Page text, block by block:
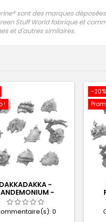
sont des marques
Stuff World fabrique et
et d'autres similaires.
!
DAKKADAKKA -
-
1:48 02
0
-20%